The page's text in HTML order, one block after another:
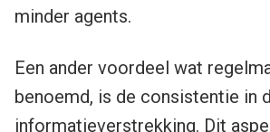
minder agents.
Een ander voordeel wat
benoemd, is de consistentie in
informatieverstrekking. Dit